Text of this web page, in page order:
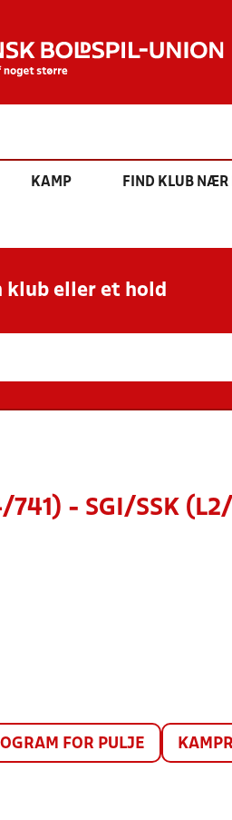
KAMP FIND KLUB NÆR
klub eller et hold
741) - SGI/SSK
FOR PULJE